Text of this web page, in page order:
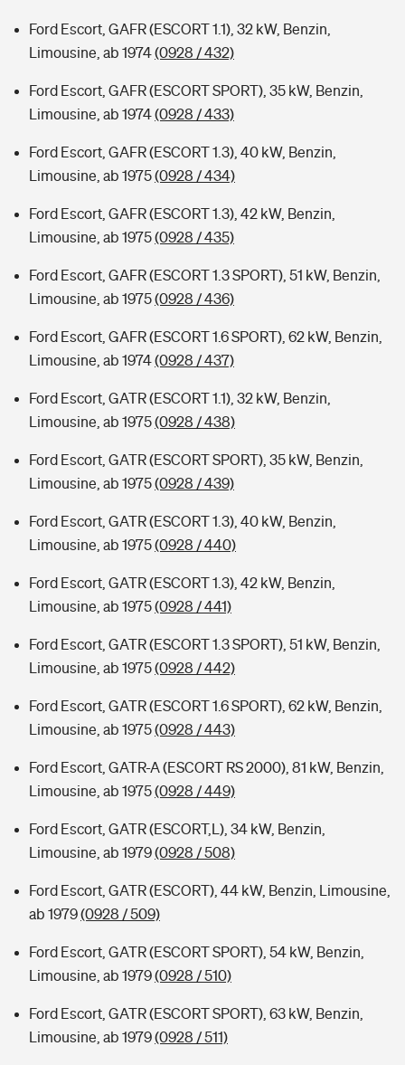
Ford Escort, GAFR (ESCORT 1.1), 32 kW, Benzin,
Limousine, ab 1974(0928 / 432)
Ford Escort, GAFR (ESCORT SPORT), 35 kW, Benzin,
Limousine, ab 1974(0928 / 433)
Ford Escort, GAFR (ESCORT 1.3), 40 kW, Benzin,
Limousine, ab 1975(0928 / 434)
Ford Escort, GAFR (ESCORT 1.3), 42 kW, Benzin,
Limousine, ab 1975(0928 / 435)
Ford Escort, GAFR (ESCORT 1.3 SPORT), 51 kW, Benzin,
Limousine, ab 1975(0928 / 436)
Ford Escort, GAFR (ESCORT 1.6 SPORT), 62 kW, Benzin,
Limousine, ab 1974(0928 / 437)
Ford Escort, GATR (ESCORT 1.1), 32 kW, Benzin,
Limousine, ab 1975(0928 / 438)
Ford Escort, GATR (ESCORT SPORT), 35 kW, Benzin,
Limousine, ab 1975(0928 / 439)
Ford Escort, GATR (ESCORT 1.3), 40 kW, Benzin,
Limousine, ab 1975(0928 / 440)
Ford Escort, GATR (ESCORT 1.3), 42 kW, Benzin,
Limousine, ab 1975(0928 / 441)
Ford Escort, GATR (ESCORT 1.3 SPORT), 51 kW, Benzin,
Limousine, ab 1975(0928 / 442)
Ford Escort, GATR (ESCORT 1.6 SPORT), 62 kW, Benzin,
Limousine, ab 1975(0928 / 443)
Ford Escort, GATR-A (ESCORT RS 2000), 81 kW, Benzin,
Limousine, ab 1975(0928 / 449)
Ford Escort, GATR (ESCORT,L), 34 kW, Benzin,
Limousine, ab 1979(0928 / 508)
Ford Escort, GATR (ESCORT), 44 kW, Benzin, Limousine,
ab 1979(0928 / 509)
Ford Escort, GATR (ESCORT SPORT), 54 kW, Benzin,
Limousine, ab 1979(0928 / 510)
Ford Escort, GATR (ESCORT SPORT), 63 kW, Benzin,
Limousine, ab 1979(0928 / 511)